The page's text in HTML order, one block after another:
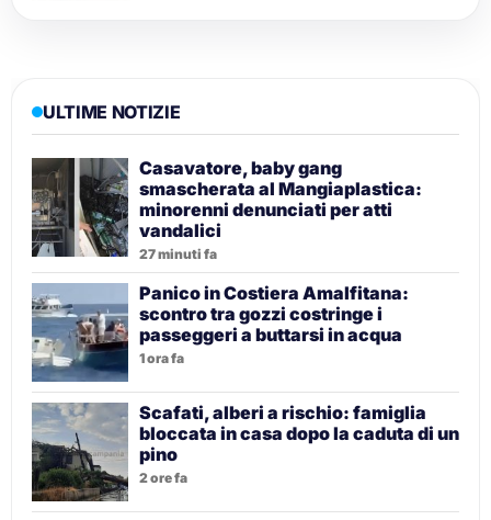
ULTIME NOTIZIE
Casavatore, baby gang
smascherata al Mangiaplastica:
minorenni denunciati per atti
vandalici
27 minuti fa
Panico in Costiera Amalfitana:
scontro tra gozzi costringe i
passeggeri a buttarsi in acqua
1 ora fa
Scafati, alberi a rischio: famiglia
bloccata in casa dopo la caduta di un
pino
2 ore fa